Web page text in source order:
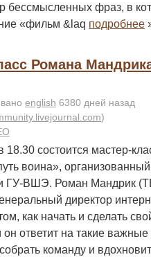
бессмысленных фраз, в
«фильм &laq подробнее
Романа
english 6380 дней назад
)
18.30 состоится мастер-
воина»,
ГУ-ВШЭ. Роман Мандрик
директор
как начать и сделать
ответит на такие важные
команду и